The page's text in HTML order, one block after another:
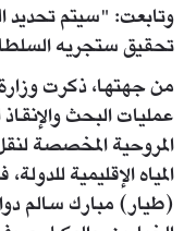
وتابعت: "سيتم تحديد
تحقيق ستجريه
من جهتها، ذكرت
عمليات البحث
المروحية المخصصة
المياه الإقليمية
(طيار) مبارك سالم